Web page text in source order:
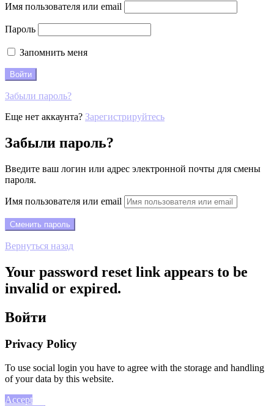
Имя пользователя или email
Пароль
Запомнить меня
Забыли пароль?
Еще нет аккаунта? Зарегистрируйтесь
Забыли пароль?
Введите ваш логин или адрес электронной почты для смены
пароля.
Имя пользователя или email
Вернуться назад
Your password reset link appears to be
invalid or expired.
Войти
Privacy Policy
To use social login you have to agree with the storage and handling
of your data by this website.
Accept